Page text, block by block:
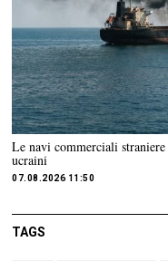
Le navi commerciali
ucraini
07.08.2026 11:50
TAGS